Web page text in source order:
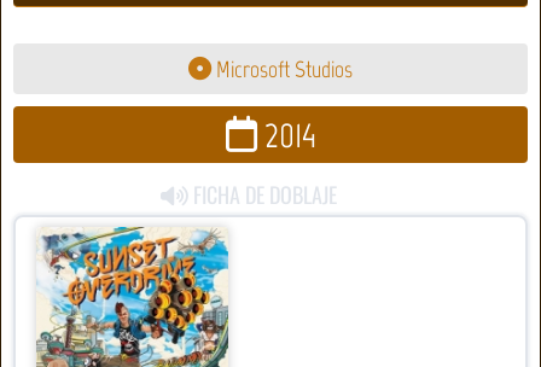
Microsoft Studios
2014
FICHA DE DOBLAJE